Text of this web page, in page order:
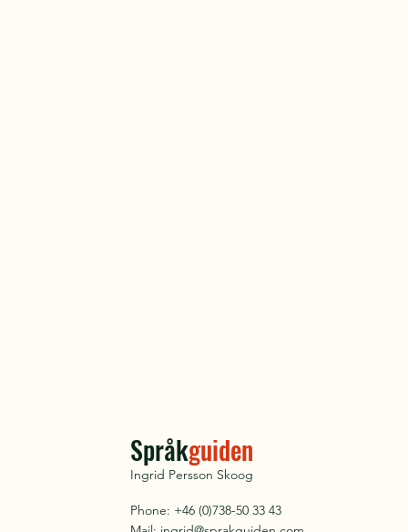
Språkguiden
Ingrid Persson Skoog
Phone: +46 (0)738-50 33 43